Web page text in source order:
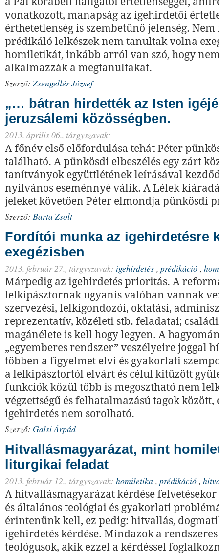
vonatkozott, manapság az igehirdetői
érthetetlenség is szembetűnő jelenség.
prédikáló lelkészek nem tanultak volna
homiletikát, inkább arról van szó, hogy
alkalmazzák a megtanultakat.
Szerző: Zsengellér József
„… bátran hirdették az Isten
jeruzsálemi közösségben.
2013. április 06., tárgyszavak:
A főnév első előfordulása tehát Péter
található. A pünkösdi elbeszélés egy zárt
tanítványok együttlétének leírásával
nyilvános eseménnyé válik. A Lé­lek
jeleket követően Péter elmondja pünkösdi
Szerző: Barta Zsolt
Fordítói munka az igehirdetésre
exegézisben
2013. február 27., tárgyszavak: igehirdetés , prédikáció ,
Márpedig az igehirdetés prioritás. A
lelkipásztornak ugyanis valóban vannak
szervezési, lelkigondozói, oktatási,
reprezentatív, közéleti stb. feladatai;
magánélete is kell hogy legyen. A
„egyemberes rendszer” veszélyeire joggal
többen a figyelmet elvi és gyakorlati
a lelkipásztortól elvárt és célul kitűzött
funkciók közül több is megosztható nem
végzettségű és felhatalmazású tagok között,
igehirdetés nem sorolható.
Szerző: Galsi Árpád
Hitvallásmagyarázat, mint
liturgikai feladat
2013. február 12., tárgyszavak: homiletika , prédikáció ,
A hitvallásmagyarázat kérdése felvetésekor
és általános teológiai és gyakorlati
érintenünk kell, ez pedig: hitvallás,
igehirdetés kérdése. Mindazok a
teológusok, akik ezzel a kérdéssel